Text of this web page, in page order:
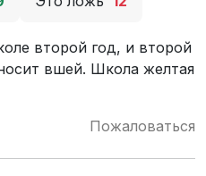
второй год, и второй
вшей. Школа желтая
Пожаловаться